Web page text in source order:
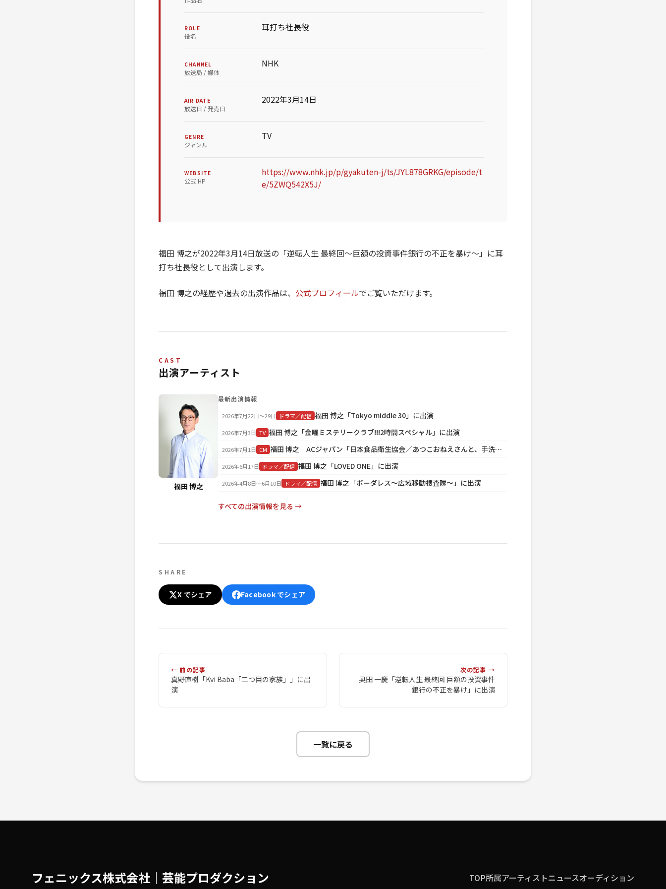
ROLE
役名
耳打ち社長役
CHANNEL
放送局 / 媒体
NHK
AIR DATE
放送日 / 発売日
2022年3月14日
GENRE
ジャンル
TV
WEBSITE
公式 HP
https://www.nhk.jp/p/gyakuten-j/ts/JYL878GRKG/episode/t
e/5ZWQ542X5J/
福田 博之が2022年3月14日放送の「逆転人生 最終回〜巨額の投資事件銀行の不正を暴け〜」に耳
打ち社長役として出演します。
福田 博之の経歴や過去の出演作品は、 公式プロフィールでご覧いただけます。
CAST
出演アーティスト
福田 博之
最新出演情報
2026年7月22日〜29日 ドラマ／配信 福田 博之「Tokyo middle 30」に出演
2026年7月3日 TV 福田 博之「金曜ミステリークラブ!!!2時間スペシャル」に出演
2026年7月1日 CM 福田 博之 ACジャパン「日本食品衛生協会／あつこおねえさんと、手洗いいちまんじゃく♪」に出演
2026年6月17日 ドラマ／配信 福田 博之「LOVED ONE」に出演
2026年4月8日〜6月10日 ドラマ／配信 福田 博之「ボーダレス～広域移動捜査隊～」に出演
すべての出演情報を見る →
SHARE
X でシェア Facebook でシェア
← 前の記事
真野直樹「Kvi Baba「二つ目の家族」」に出
演
次の記事 →
奥田 一慶「逆転人生 最終回 巨額の投資事件
銀行の不正を暴け」に出演
一覧に戻る
フェニックス株式会社│芸能プロダクション TOP所属アーティストニュースオーディション